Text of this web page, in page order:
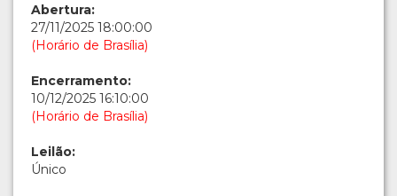
Abertura:
27/11/2025 18:00:00
(Horário de Brasília)
Encerramento:
10/12/2025 16:10:00
(Horário de Brasília)
Leilão:
Único